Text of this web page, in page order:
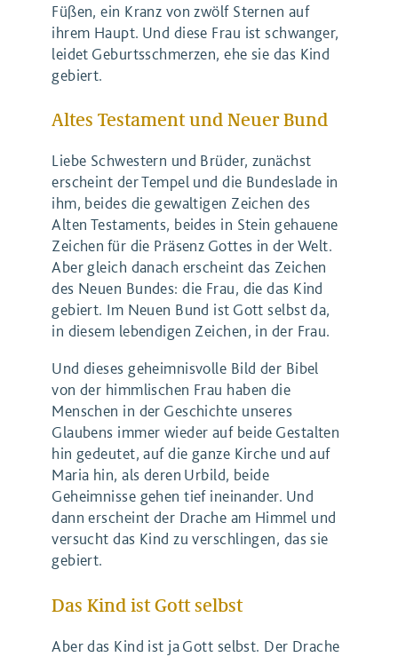
Füßen, ein Kranz von zwölf Sternen auf
ihrem Haupt. Und diese Frau ist schwanger,
leidet Geburtsschmerzen, ehe sie das Kind
gebiert.
Altes Testament und Neuer Bund
Liebe Schwestern und Brüder, zunächst
erscheint der Tempel und die Bundeslade in
ihm, beides die gewaltigen Zeichen des
Alten Testaments, beides in Stein gehauene
Zeichen für die Präsenz Gottes in der Welt.
Aber gleich danach erscheint das Zeichen
des Neuen Bundes: die Frau, die das Kind
gebiert. Im Neuen Bund ist Gott selbst da,
in diesem lebendigen Zeichen, in der Frau.
Und dieses geheimnisvolle Bild der Bibel
von der himmlischen Frau haben die
Menschen in der Geschichte unseres
Glaubens immer wieder auf beide Gestalten
hin gedeutet, auf die ganze Kirche und auf
Maria hin, als deren Urbild, beide
Geheimnisse gehen tief ineinander. Und
dann erscheint der Drache am Himmel und
versucht das Kind zu verschlingen, das sie
gebiert.
Das Kind ist Gott selbst
Aber das Kind ist ja Gott selbst. Der Drache